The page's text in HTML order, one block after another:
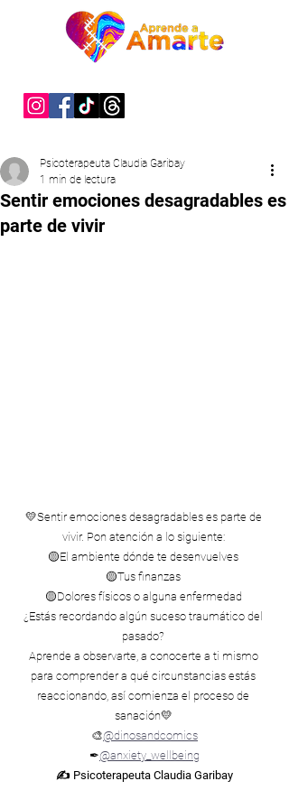
Sentir emociones desagradables es
parte de vivir
Psicoterapeuta Claudia Garibay
1 min de lectura
💛Sentir emociones desagradables es parte de
vivir. Pon atención a lo siguiente:
🟡El ambiente dónde te desenvuelves
🟡Tus finanzas
🟡Dolores físicos o alguna enfermedad
¿Estás recordando algún suceso traumático del
pasado?
Aprende a observarte, a conocerte a ti mismo
para comprender a qué circunstancias estás
reaccionando, así comienza el proceso de
sanación💛
🎨@dinosandcomics
✒@anxiety_wellbeing
✍ Psicoterapeuta Claudia Garibay